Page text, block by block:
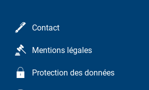
Contact
Mentions légales
Protection des données